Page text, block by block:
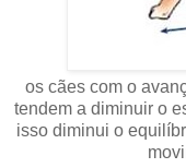
os cães com o
tendem a diminuir o
isso diminui o